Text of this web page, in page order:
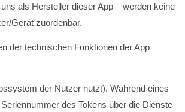
als Hersteller dieser App – werden keine
Gerät zuordenbar.
der technischen Funktionen der App
der Nutzer nutzt). Während eines
des Tokens über die Dienste